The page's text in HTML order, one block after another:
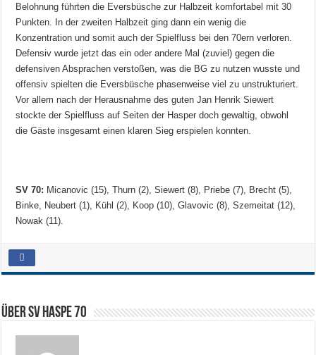
Belohnung führten die Eversbüsche zur Halbzeit komfortabel mit 30
Punkten. In der zweiten Halbzeit ging dann ein wenig die
Konzentration und somit auch der Spielfluss bei den 70ern verloren.
Defensiv wurde jetzt das ein oder andere Mal (zuviel) gegen die
defensiven Absprachen verstoßen, was die BG zu nutzen wusste und
offensiv spielten die Eversbüsche phasenweise viel zu unstrukturiert.
Vor allem nach der Herausnahme des guten Jan Henrik Siewert
stockte der Spielfluss auf Seiten der Hasper doch gewaltig, obwohl
die Gäste insgesamt einen klaren Sieg erspielen konnten.
SV 70: Micanovic (15), Thurn (2), Siewert (8), Priebe (7), Brecht (5),
Binke, Neubert (1), Kühl (2), Koop (10), Glavovic (8), Szemeitat (12),
Nowak (11).
Über SV HASPE 70